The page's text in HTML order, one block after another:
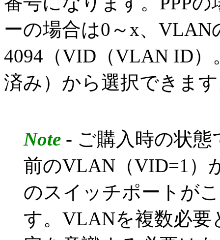
ーの場合は0～x、VLAN
4094（VID（VLAN ID
済み）から選択できま
Note - ご購入時の状態
前のVLAN（VID=1）
のスイッチポートが
す。VLANを複数必